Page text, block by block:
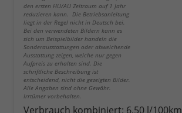
den ersten HU/AU Zeitraum auf 1 Jahr
reduzieren kann. Die Betriebsanleitung
liegt in der Regel nicht in Deutsch bei.
Bei den verwendeten Bildern kann es
sich um Beispielbilder handeln die
Sonderausstattungen oder abweichende
Ausstattung zeigen, welche nur gegen
Aufpreis zu erhalten sind. Die
schriftliche Beschreibung ist
entscheidend, nicht die gezeigten Bilder.
Alle Angaben sind ohne Gewähr.
Irrtümer vorbehalten.
Verbrauch kombiniert: 6,50 l/100km